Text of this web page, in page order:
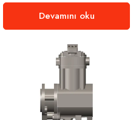
Devamını oku